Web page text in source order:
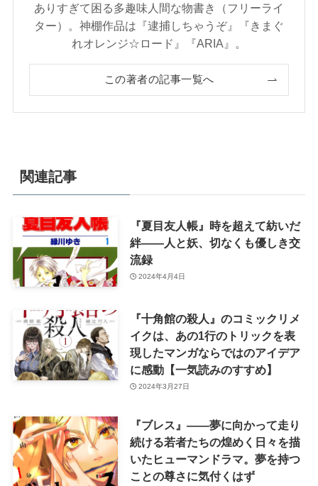
ありすぎて困る多趣味人間な物書き（フリーライ
ター）。神棚作品は『逮捕しちゃうぞ』『きまぐ
れオレンジ☆ロード』『ARIA』。
この著者の記事一覧へ
関連記事
『夏目友人帳』時を超えて紡いだ
絆――人と妖、切なくも優しき交
流録
2024年4月4日
『十角館の殺人』のコミックリメ
イクは、あの1行のトリックを表
現したマンガならではのアイデア
に感動【一気読みのすすめ】
2024年3月27日
『ブレス』——夢に向かって走り
続ける若者たちの煌めく日々を描
いたヒューマンドラマ。夢を持つ
ことの尊さに気付くはず